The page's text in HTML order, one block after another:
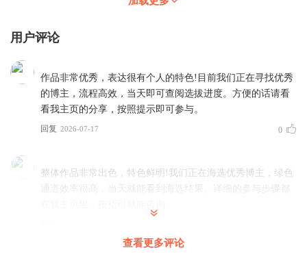
用户评论
作品非常优秀，表达很有个人的特色!目前我们正在寻找优秀
的博主，流程高效，当天即可查阅选拔进度。方便的话请看
看我主页的分享，按照提示即可参与。
回复 2026-07-17 0
整体作品非常出色，特色鲜明!我们正在海选优秀博主，绿色
通道效率很高，当天就能看到海选结果。详细的参与步骤都
查看更多评论